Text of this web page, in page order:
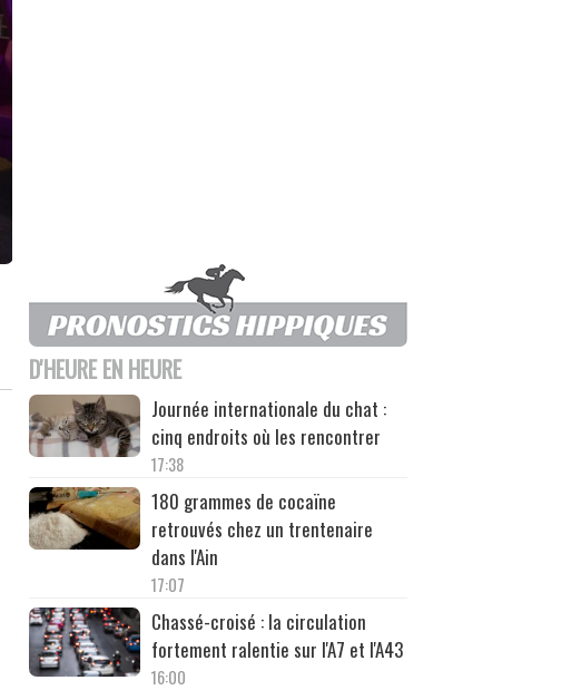
D'HEURE EN HEURE
Journée internationale du chat :
cinq endroits où les rencontrer
17:38
180 grammes de cocaïne
retrouvés chez un trentenaire
dans l'Ain
17:07
Chassé-croisé : la circulation
fortement ralentie sur l'A7 et l'A43
16:00